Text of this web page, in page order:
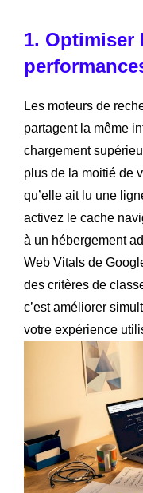
1. Optimiser
Les moteurs de
partagent la même
chargement
plus de la moitié de
qu’elle ait lu une
activez le cache
à un hébergement
Web Vitals de
des critères de
c’est améliorer
votre expérience